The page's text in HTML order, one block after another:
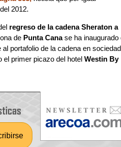
2012.
regreso de la cadena Sheraton a
dePunta Canase ha inaugurado
portafolio de la cadena en sociedad
el primer picazo del hotel Westin By